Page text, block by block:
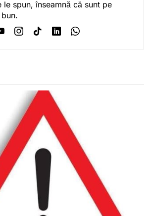
le spun, înseamnă că sunt pe